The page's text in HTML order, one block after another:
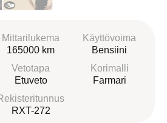
Mittarilukema
165000 km
Käyttövoima
Bensiini
Vetotapa
Etuveto
Korimalli
Farmari
RXT-272